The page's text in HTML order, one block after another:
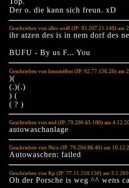
Der o. die kann sich freun. xD
Geschrieben von alles weiß (IP: 93.207.21.140) am
ihr atzen des is in nem dorf des
BUFU - By us F... You
Geschrieben von knutmithut (IP: 92.77.156.26) am
)(
(.)(.)
) (
( ? )
Geschrieben von ned (IP: 79.200.65.100) am
autowaschanlage
Geschrieben von Nico (IP: 79.204.86.40) am
Autowaschen: failed
Geschrieben von Kp (IP: 77.11.218.150) am
Oh der Porsche is weg ^^ wens